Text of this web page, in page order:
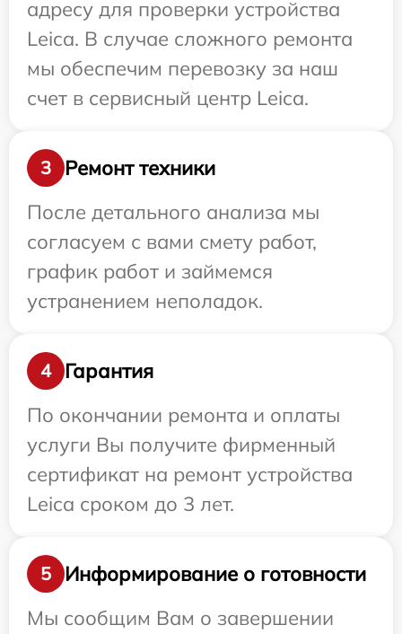
адресу для проверки устройства
Leica. В случае сложного ремонта
мы обеспечим перевозку за наш
счет в сервисный центр Leica.
3
Ремонт техники
После детального анализа мы
согласуем с вами смету работ,
график работ и займемся
устранением неполадок.
4
Гарантия
По окончании ремонта и оплаты
услуги Вы получите фирменный
сертификат на ремонт устройства
Leica сроком до 3 лет.
5
Информирование о готовности
Мы сообщим Вам о завершении